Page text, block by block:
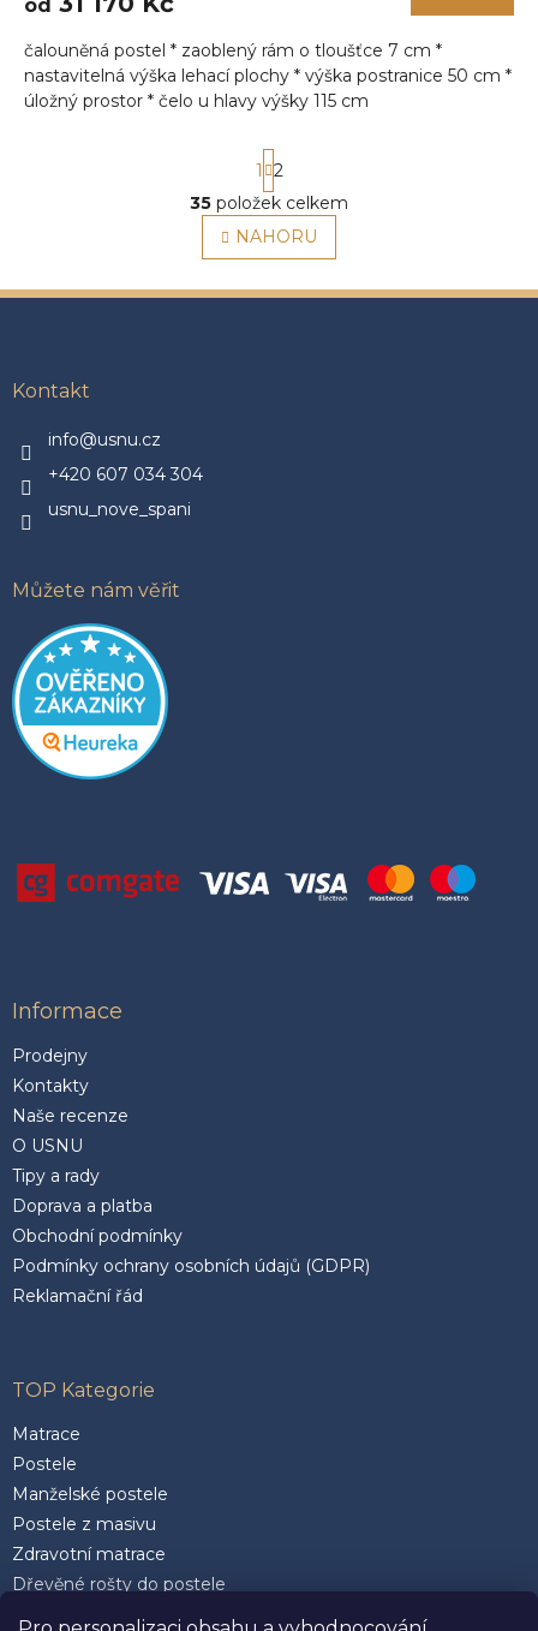
od
čalouněná postel * zaoblený rám o tloušťce 7 cm *
nastavitelná výška lehací plochy * výška postranice 50 cm *
úložný prostor * čelo u hlavy výšky 115 cm
O
v
l
d
S
t
r
á
n
k
v
1
2
35 položek celkem
NAHORU
Kontakt
info@usnu.cz
+420 607 034 304
usnu_nove_spani
Můžete nám věřit
Informace
Prodejny
Kontakty
Naše recenze
O USNU
Tipy a rady
Doprava a platba
Obchodní podmínky
Podmínky ochrany osobních údajů (GDPR)
Reklamační řád
TOP Kategorie
Matrace
Postele
Manželské postele
Postele z masivu
Zdravotní matrace
Dřevěné rošty do postele
Postele 200 x 200 cm